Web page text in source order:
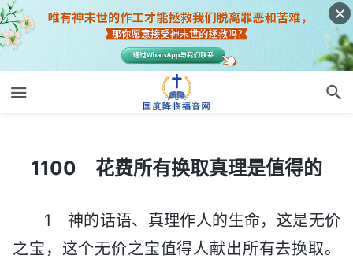
1100 花费所有换取真理是值得的
1100 花费所有换取真理是值得的
1 神的话语、真理作人的生命，这是无价
之宝，这个无价之宝值得人献出所有去换取。